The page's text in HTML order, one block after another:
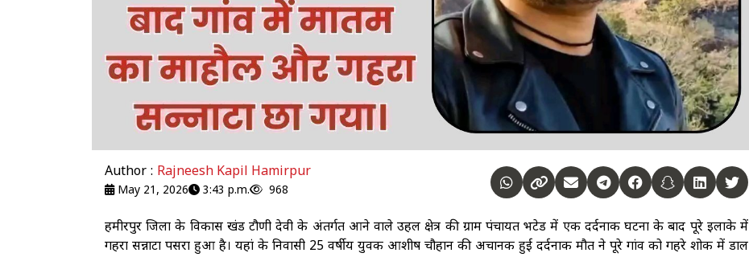
Author : Rajneesh Kapil Hamirpur
May 21, 2026 3:43 p.m. 968
हमीरपुर जिला के विकास खंड टौणी देवी के अंतर्गत आने वाले उहल क्षेत्र की ग्राम पंचायत भटेड में एक दर्दनाक घटना के बाद पूरे इलाके में
गहरा सन्नाटा पसरा हुआ है। यहां के निवासी 25 वर्षीय युवक आशीष चौहान की अचानक हुई दर्दनाक मौत ने पूरे गांव को गहरे शोक में डाल